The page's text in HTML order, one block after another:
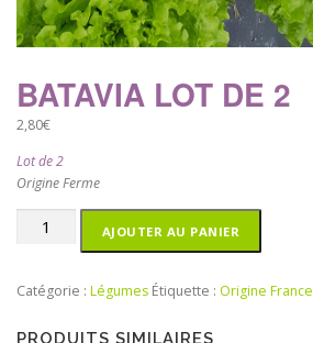
BATAVIA LOT DE 2
2,80€
Lot de 2
Origine Ferme
quantité
lot
2
AJOUTER AU PANIER
Catégorie : Légumes Étiquette : Origine France
PRODUITS SIMILAIRES